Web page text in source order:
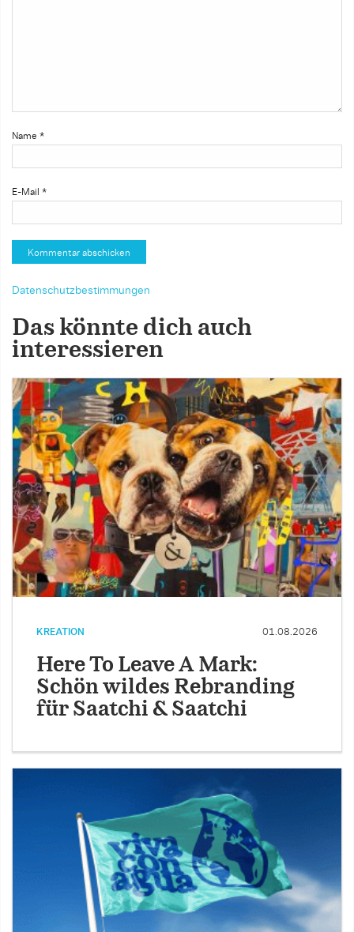
Name *
E-Mail *
Datenschutzbestimmungen
Das könnte dich auch
interessieren
KREATION 01.08.2026
Here To Leave A Mark:
Schön wildes Rebranding
für Saatchi & Saatchi